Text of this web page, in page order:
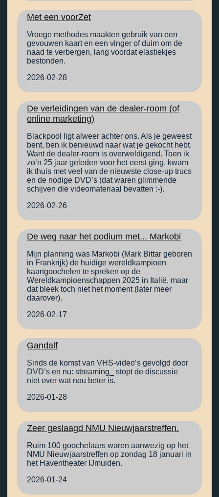
Met een voorZet
Vroege methodes maakten gebruik van een
gevouwen kaart en een vinger of duim om de
naad te verbergen, lang voordat elastiekjes
bestonden.
2026-02-28
De verleidingen van de dealer-room (of
online marketing)
Blackpool ligt alweer achter ons. Als je geweest
bent, ben ik benieuwd naar wat je gekocht hebt.
Want de dealer-room is overweldigend. Toen ik
zo’n 25 jaar geleden voor het eerst ging, kwam
ik thuis met veel van de nieuwste close-up trucs
en de nodige DVD’s (dat waren glimmende
schijven die videomateriaal bevatten :-).
2026-02-26
De weg naar het podium met... Markobi
Mijn planning was Markobi (Mark Bittar geboren
in Frankrijk) de huidige wereldkampioen
kaartgoochelen te spreken op de
Wereldkampioenschappen 2025 in Italië, maar
dat bleek toch niet het moment (later meer
daarover).
2026-02-17
Gandalf
Sinds de komst van VHS-video’s gevolgd door
DVD’s en nu: streaming_ stopt de discussie
niet over wat nou beter is.
2026-01-28
Zeer geslaagd NMU Nieuwjaarstreffen.
Ruim 100 goochelaars waren aanwezig op het
NMU Nieuwjaarstreffen op zondag 18 januari in
het Haventheater IJmuiden.
2026-01-24